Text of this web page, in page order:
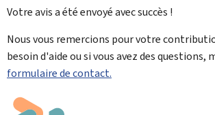
Votre avis a été envoyé avecsuccès !
Nous vous remercions pour votre
besoin d'aide ou si vous avez des questions,
formulaire de contact.